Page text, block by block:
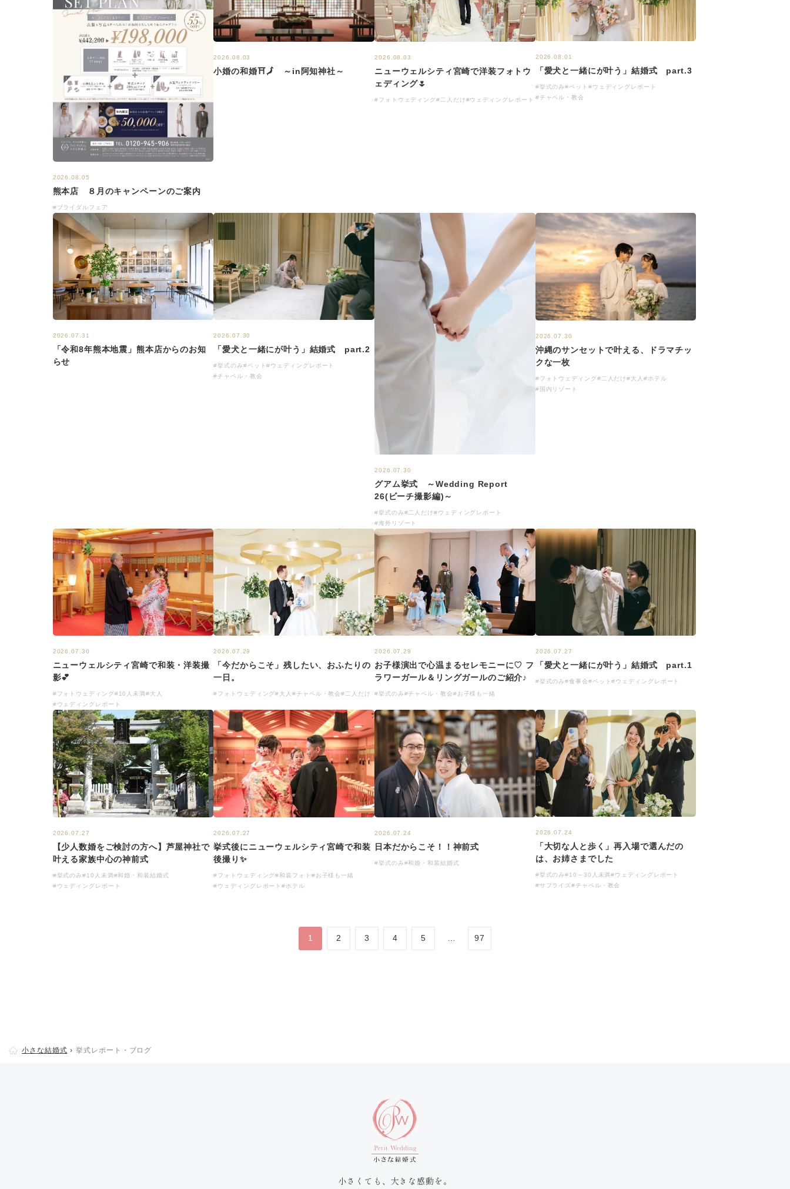
2026.08.05
熊本店 ８月のキャンペーンのご案内
#ブライダルフェア
2026.08.03
小婚の和婚⛩️🗾 ～in阿知神社～
2026.08.03
ニューウェルシティ宮崎で洋装フォトウ
ェディング🌷
#フォトウェディング#二人だけ#ウェディングレポート
2026.08.01
「愛犬と一緒にが叶う」結婚式 part.3
#挙式のみ#ペット #ウェディングレポート
#チャペル・教会
2026.07.31
「令和8年熊本地震」熊本店からのお知
らせ
2026.07.30
「愛犬と一緒にが叶う」結婚式 part.2
#挙式のみ#ペット#ウェディングレポート
#チャペル・教会
2026.07.30
グアム挙式 ～Wedding Report
26(ビーチ撮影編)～
#挙式のみ#二人だけ#ウェディングレポート
#海外リゾート
2026.07.30
沖縄のサンセットで叶える、ドラマチッ
クな一枚
#フォトウェディング#二人だけ#大人 #ホテル
#国内リゾート
2026.07.30
ニューウェルシティ宮崎で和装・洋装撮
影💕
#フォトウェディング#10人未満#大人
#ウェディングレポート
2026.07.29
「今だからこそ」残したい、おふたりの
一日。
#フォトウェディング#大人#チャペル・教会#二人だけ
2026.07.29
お子様演出で心温まるセレモニーに♡ フ
ラワーガール＆リングガールのご紹介♪
#挙式のみ#チャペル・教会#お子様も一緒
2026.07.27
「愛犬と一緒にが叶う」結婚式 part.1
#挙式のみ#食事会#ペット#ウェディングレポート
2026.07.27
【少人数婚をご検討の方へ】芦屋神社で
叶える家族中心の神前式
#挙式のみ#10人未満#和婚・和装結婚式
#ウェディングレポート
2026.07.27
挙式後にニューウェルシティ宮崎で和装
後撮り✨
#フォトウェディング#和装フォト #お子様も一緒
#ウェディングレポート#ホテル
2026.07.24
日本だからこそ！！神前式
#挙式のみ#和婚・和装結婚式
2026.07.24
「大切な人と歩く」再入場で選んだの
は、お姉さまでした
#挙式のみ#10～30人未満#ウェディングレポート
#サプライズ#チャペル・教会
1 2 3 4 5 97
小さな結婚式 挙式レポート・ブログ
小さくても、大きな感動を。